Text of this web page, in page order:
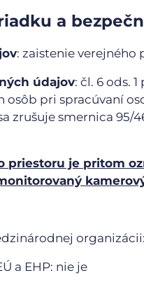
a
: zaistenie verejného
údajov: čl. 6 ods.
osôb pri spracúvaní
zrušuje smernica 95/
priestoru je pritom
a EHP: nie je